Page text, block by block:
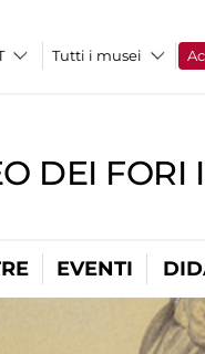
Tutti i musei
DEI FORI
EVENTI